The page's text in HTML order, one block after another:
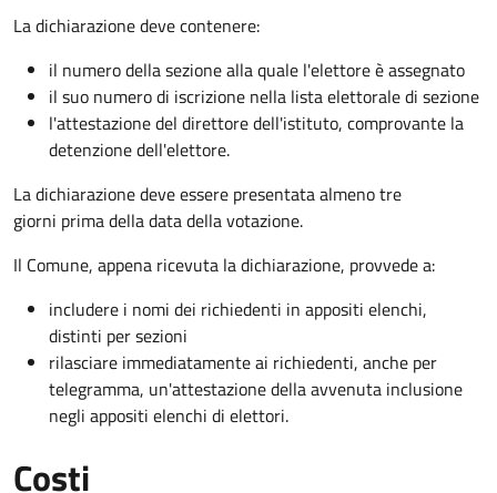
La dichiarazione deve contenere:
il numero della sezione alla quale l'elettore è assegnato
il suo numero di iscrizione nella lista elettorale di sezione
l'attestazione del direttore dell'istituto, comprovante la
detenzione dell'elettore.
La dichiarazione deve essere presentata almeno tre
giorni prima della data della votazione.
Il Comune, appena ricevuta la dichiarazione, provvede a:
includere i nomi dei richiedenti in appositi elenchi,
distinti per sezioni
rilasciare immediatamente ai richiedenti, anche per
telegramma, un'attestazione della avvenuta inclusione
negli appositi elenchi di elettori.
Costi